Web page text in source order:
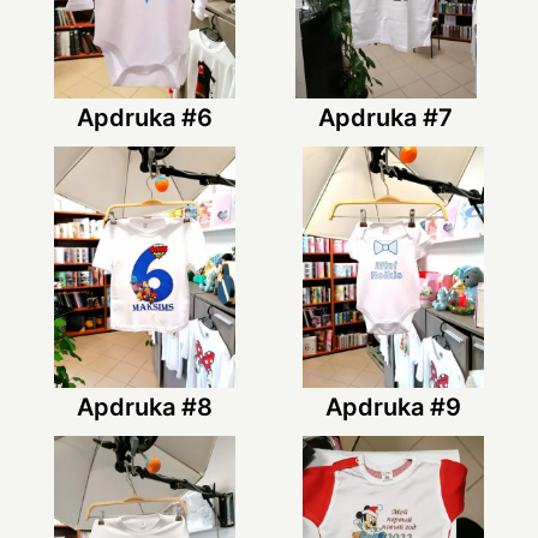
Apdruka #6 Apdruka #7
Apdruka #8 Apdruka #9